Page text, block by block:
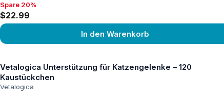
Spare 20%, $22.99
Spare 20%
$22.99
In den Warenkorb
Vetalogica Unterstützung für Katzengelenke – 120
Kaustückchen
Vetalogica